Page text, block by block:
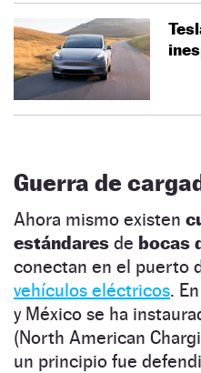
Guerra de
Ahora mismo existen
estándares de bocas
conectan en el puerto
vehículos eléctricos.
y México se ha
(North American
un principio fue